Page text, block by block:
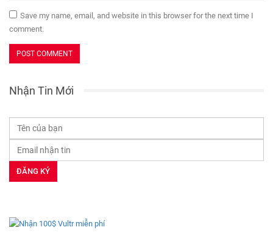
Save my name, email, and website in this browser for the next time I
comment.
Nhận Tin Mới